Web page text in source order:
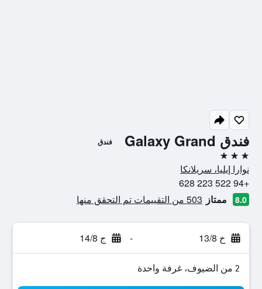
فندق Galaxy Grand فندق
3 نجوم
نوارا إيليا، سريلانكا
+94 522 223 628
8.0 ممتاز 503 من التقييمات تم التحقق منها
خ 13/8 - ج 14/8
2 من الضيوف، غرفة واحدة